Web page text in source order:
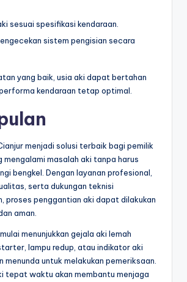
sesuai spesifikasi kendaraan.
sistem pengisian secara
yang baik, usia aki dapat bertahan
kendaraan tetap optimal.
menjadi solusi terbaik bagi pemilik
mengalami masalah aki tanpa harus
bengkel. Dengan layanan profesional,
serta dukungan teknisi
proses penggantian aki dapat dilakukan
aman.
menunjukkan gejala aki lemah
lampu redup, atau indikator aki
menunda untuk melakukan pemeriksaan.
tepat waktu akan membantu menjaga